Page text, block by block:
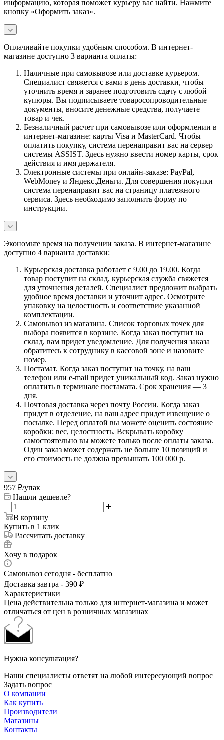
информацию, которая поможет курьеру вас найти. Нажмите
кнопку «Оформить заказ».
Оплачивайте покупки удобным способом. В интернет-
магазине доступно 3 варианта оплаты:
Наличные при самовывозе или доставке курьером.
Специалист свяжется с вами в день доставки, чтобы
уточнить время и заранее подготовить сдачу с любой
купюры. Вы подписываете товаросопроводительные
документы, вносите денежные средства, получаете
товар и чек.
Безналичный расчет при самовывозе или оформлении в
интернет-магазине: карты Visa и MasterCard. Чтобы
оплатить покупку, система перенаправит вас на сервер
системы ASSIST. Здесь нужно ввести номер карты, срок
действия и имя держателя.
Электронные системы при онлайн-заказе: PayPal,
WebMoney и Яндекс.Деньги. Для совершения покупки
система перенаправит вас на страницу платежного
сервиса. Здесь необходимо заполнить форму по
инструкции.
Экономьте время на получении заказа. В интернет-магазине
доступно 4 варианта доставки:
Курьерская доставка работает с 9.00 до 19.00. Когда
товар поступит на склад, курьерская служба свяжется
для уточнения деталей. Специалист предложит выбрать
удобное время доставки и уточнит адрес. Осмотрите
упаковку на целостность и соответствие указанной
комплектации.
Самовывоз из магазина. Список торговых точек для
выбора появится в корзине. Когда заказ поступит на
склад, вам придет уведомление. Для получения заказа
обратитесь к сотруднику в кассовой зоне и назовите
номер.
Постамат. Когда заказ поступит на точку, на ваш
телефон или e-mail придет уникальный код. Заказ нужно
оплатить в терминале постамата. Срок хранения — 3
дня.
Почтовая доставка через почту России. Когда заказ
придет в отделение, на ваш адрес придет извещение о
посылке. Перед оплатой вы можете оценить состояние
коробки: вес, целостность. Вскрывать коробку
самостоятельно вы можете только после оплаты заказа.
Один заказ может содержать не больше 10 позиций и
его стоимость не должна превышать 100 000 р.
957 ₽/упак
Нашли дешевле?
В корзину
Купить в 1 клик
Рассчитать доставку
Хочу в подарок
Самовывоз сегодня - бесплатно
Доставка завтра - 390 ₽
Характеристики
Цена действительна только для интернет-магазина и может
отличаться от цен в розничных магазинах
Нужна консультация?
Наши специалисты ответят на любой интересующий вопрос
Задать вопрос
О компании
Как купить
Производители
Магазины
Контакты